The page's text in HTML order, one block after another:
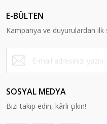
E-BÜLTEN
Kampanya ve duyurulardan ilk
SOSYAL MEDYA
Bizi takip edin, kârlı çıkın!